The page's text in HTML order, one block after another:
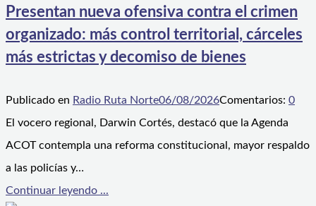
Presentan nueva ofensiva contra el crimen
organizado: más control territorial, cárceles
más estrictas y decomiso de bienes
Publicado en Radio Ruta Norte06/08/2026Comentarios: 0
El vocero regional, Darwin Cortés, destacó que la Agenda
ACOT contempla una reforma constitucional, mayor respaldo
a las policías y…
Continuar leyendo ...